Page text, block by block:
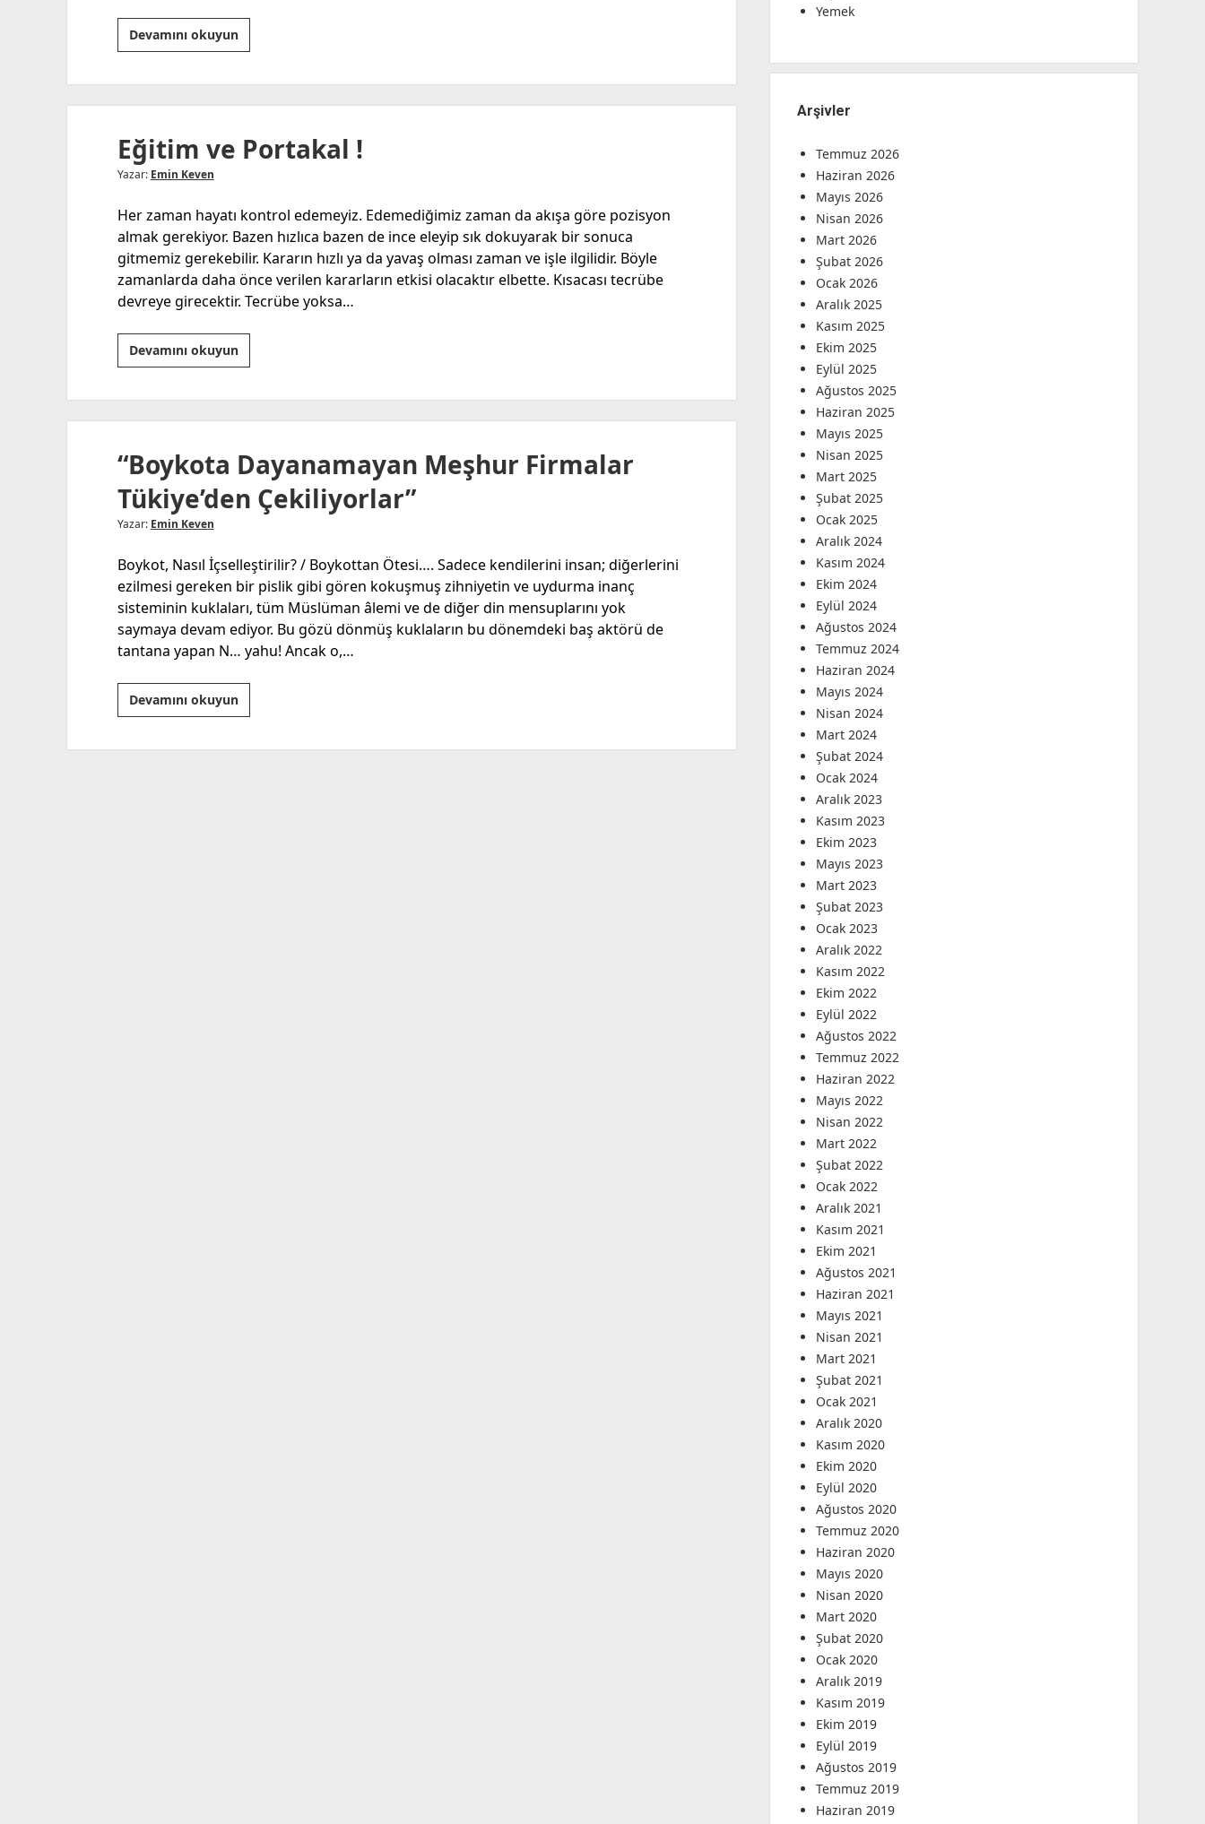
Devamını okuyunFark
Et
Eğitim ve Portakal !
Yazar: Emin Keven
Her zaman hayatı kontrol edemeyiz. Edemediğimiz zaman da akışa göre pozisyon
almak gerekiyor. Bazen hızlıca bazen de ince eleyip sık dokuyarak bir sonuca
gitmemiz gerekebilir. Kararın hızlı ya da yavaş olması zaman ve işle ilgilidir. Böyle
zamanlarda daha önce verilen kararların etkisi olacaktır elbette. Kısacası tecrübe
devreye girecektir. Tecrübe yoksa…
Devamını okuyunEğitim
ve
“Boykota Dayanamayan Meşhur Firmalar
Tükiye’den Çekiliyorlar”
Yazar: Emin Keven
Boykot, Nasıl İçselleştirilir? / Boykottan Ötesi…. Sadece kendilerini insan; diğerlerini
ezilmesi gereken bir pislik gibi gören kokuşmuş zihniyetin ve uydurma inanç
sisteminin kuklaları, tüm Müslüman âlemi ve de diğer din mensuplarını yok
saymaya devam ediyor. Bu gözü dönmüş kuklaların bu dönemdeki baş aktörü de
tantana yapan N… yahu! Ancak o,…
Devamını okuyun“Boykota
Dayanamayan
Yemek
Arşivler
Temmuz 2026
Haziran 2026
Mayıs 2026
Nisan 2026
Mart 2026
Şubat 2026
Ocak 2026
Aralık 2025
Kasım 2025
Ekim 2025
Eylül 2025
Ağustos 2025
Haziran 2025
Mayıs 2025
Nisan 2025
Mart 2025
Şubat 2025
Ocak 2025
Aralık 2024
Kasım 2024
Ekim 2024
Eylül 2024
Ağustos 2024
Temmuz 2024
Haziran 2024
Mayıs 2024
Nisan 2024
Mart 2024
Şubat 2024
Ocak 2024
Aralık 2023
Kasım 2023
Ekim 2023
Mayıs 2023
Mart 2023
Şubat 2023
Ocak 2023
Aralık 2022
Kasım 2022
Ekim 2022
Eylül 2022
Ağustos 2022
Temmuz 2022
Haziran 2022
Mayıs 2022
Nisan 2022
Mart 2022
Şubat 2022
Ocak 2022
Aralık 2021
Kasım 2021
Ekim 2021
Ağustos 2021
Haziran 2021
Mayıs 2021
Nisan 2021
Mart 2021
Şubat 2021
Ocak 2021
Aralık 2020
Kasım 2020
Ekim 2020
Eylül 2020
Ağustos 2020
Temmuz 2020
Haziran 2020
Mayıs 2020
Nisan 2020
Mart 2020
Şubat 2020
Ocak 2020
Aralık 2019
Kasım 2019
Ekim 2019
Eylül 2019
Ağustos 2019
Temmuz 2019
Haziran 2019